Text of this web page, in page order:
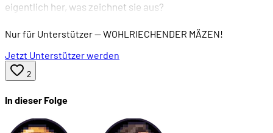
eigentlich her, was zeichnet sie aus?
Nur für Unterstützer— WOHLRIECHENDER MÄZEN!
Jetzt Unterstützer werden
2
In dieser Folge